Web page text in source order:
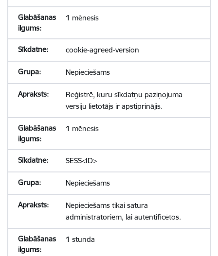
1 mēnesis
cookie-agreed-version
Nepieciešams
Reģistrē, kuru sīkdatņu paziņojuma
versiju lietotājs ir apstiprinājis.
1 mēnesis
SESS<ID>
Nepieciešams
Nepieciešams tikai satura
administratoriem, lai autentificētos.
1 stunda